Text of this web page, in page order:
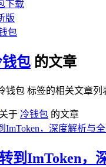
下载
版
包
包 的文章
钱包 标签的相关文章列
关于 冷钱包 的文章
到ImToken，